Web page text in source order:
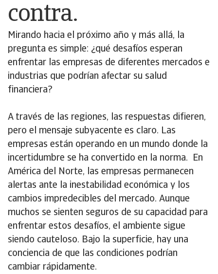
contra.
Mirando hacia el próximo año y más allá, la
pregunta es simple: ¿qué desafíos esperan
enfrentar las empresas de diferentes mercados e
industrias que podrían afectar su salud
financiera?
A través de las regiones, las respuestas difieren,
pero el mensaje subyacente es claro. Las
empresas están operando en un mundo donde la
incertidumbre se ha convertido en la norma. En
América del Norte, las empresas permanecen
alertas ante la inestabilidad económica y los
cambios impredecibles del mercado. Aunque
muchos se sienten seguros de su capacidad para
enfrentar estos desafíos, el ambiente sigue
siendo cauteloso. Bajo la superficie, hay una
conciencia de que las condiciones podrían
cambiar rápidamente.